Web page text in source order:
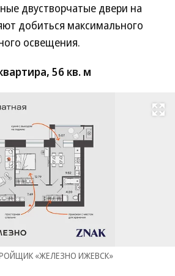
двустворчатые двери на
добиться максимального
освещения.
56 кв. м
Развернуть
«ЖЕЛЕЗНО ИЖЕВСК»